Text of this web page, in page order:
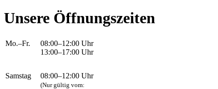
Unsere Öffnungszeiten
Mo.–Fr.
08:00–12:00 Uhr
13:00–17:00 Uhr
Samstag 08:00–12:00 Uhr
(Nur gültig vom: